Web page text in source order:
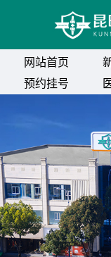
网站首页
预约挂号